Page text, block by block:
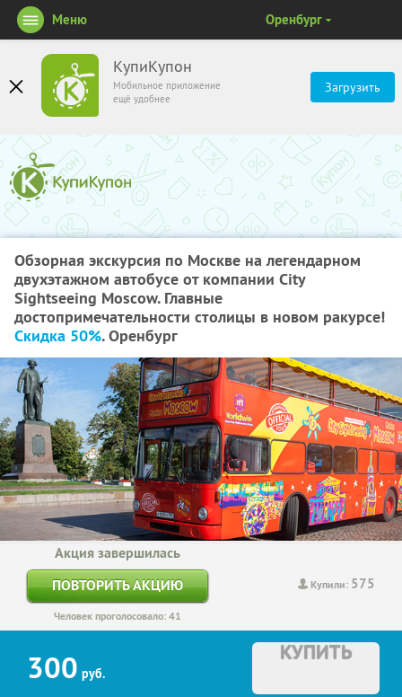
КупиКупон
Мобильное приложение
ещё удобнее
Загрузить
Меню Оренбург
Обзорная экскурсия по Москве на легендарном
двухэтажном автобусе от компании City
Sightseeing Moscow. Главные
достопримечательности столицы в новом ракурсе!
Скидка 50%. Оренбург
Купили: 575
Акция завершилась
ПОВТОРИТЬ АКЦИЮ
Человек проголосовало: 41
300 руб.
КУПИТЬ